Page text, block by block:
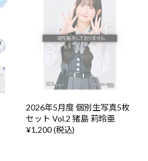
2026年5月度 個別生写真5枚
セット Vol.2 猪島 莉玲亜
¥1,200 (税込)